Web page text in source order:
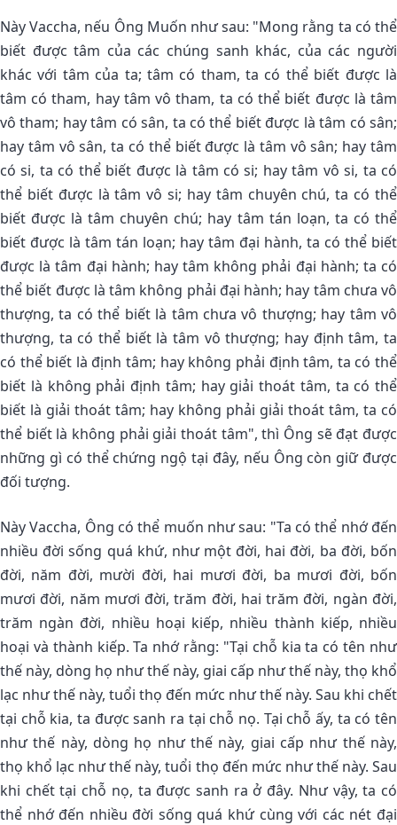
Này Vaccha, nếu Ông Muốn như sau: "Mong rằng ta có thể
biết được tâm của các chúng sanh khác, của các người
khác với tâm của ta; tâm có tham, ta có thể biết được là
tâm có tham, hay tâm vô tham, ta có thể biết được là tâm
vô tham; hay tâm có sân, ta có thể biết được là tâm có sân;
hay tâm vô sân, ta có thể biết được là tâm vô sân; hay tâm
có si, ta có thể biết được là tâm có si; hay tâm vô si, ta có
thể biết được là tâm vô si; hay tâm chuyên chú, ta có thể
biết được là tâm chuyên chú; hay tâm tán loạn, ta có thể
biết được là tâm tán loạn; hay tâm đại hành, ta có thể biết
được là tâm đại hành; hay tâm không phải đại hành; ta có
thể biết được là tâm không phải đại hành; hay tâm chưa vô
thượng, ta có thể biết là tâm chưa vô thượng; hay tâm vô
thượng, ta có thể biết là tâm vô thượng; hay định tâm, ta
có thể biết là định tâm; hay không phải định tâm, ta có thể
biết là không phải định tâm; hay giải thoát tâm, ta có thể
biết là giải thoát tâm; hay không phải giải thoát tâm, ta có
thể biết là không phải giải thoát tâm", thì Ông sẽ đạt được
những gì có thể chứng ngộ tại đây, nếu Ông còn giữ được
đối tượng.
Này Vaccha, Ông có thể muốn như sau: "Ta có thể nhớ đến
nhiều đời sống quá khứ, như một đời, hai đời, ba đời, bốn
đời, năm đời, mười đời, hai mươi đời, ba mươi đời, bốn
mươi đời, năm mươi đời, trăm đời, hai trăm đời, ngàn đời,
trăm ngàn đời, nhiều hoại kiếp, nhiều thành kiếp, nhiều
hoại và thành kiếp. Ta nhớ rằng: "Tại chỗ kia ta có tên như
thế này, dòng họ như thế này, giai cấp như thế này, thọ khổ
lạc như thế này, tuổi thọ đến mức như thế này. Sau khi chết
tại chỗ kia, ta được sanh ra tại chỗ nọ. Tại chỗ ấy, ta có tên
như thế này, dòng họ như thế này, giai cấp như thế này,
thọ khổ lạc như thế này, tuổi thọ đến mức như thế này. Sau
khi chết tại chỗ nọ, ta được sanh ra ở đây. Như vậy, ta có
thể nhớ đến nhiều đời sống quá khứ cùng với các nét đại